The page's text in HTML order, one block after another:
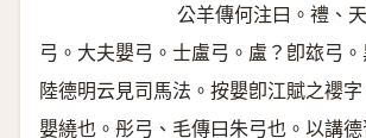
公羊傳何注曰。禮、
弓。大夫嬰弓。士盧弓。盧？卽玈弓。
陸德明云見司馬法。按嬰卽江賦之䙬
嬰繞也。彤弓、毛傳曰朱弓也。以講德